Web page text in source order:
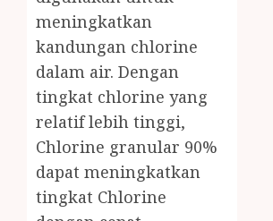
meningkatkan
kandungan chlorine
dalam air. Dengan
tingkat chlorine yang
relatif lebih tinggi,
Chlorine granular 90%
dapat meningkatkan
tingkat Chlorine